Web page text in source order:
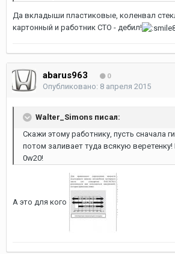
Да вкладыши пластиковые, коленвал
картонный и работник СТО - дебил!
abarus963 0
Опубликовано: 8 апреля 2015
Walter_Simons писал:
Скажи этому работнику, пусть сначала
потом заливает туда всякую
0w20!
А это для кого